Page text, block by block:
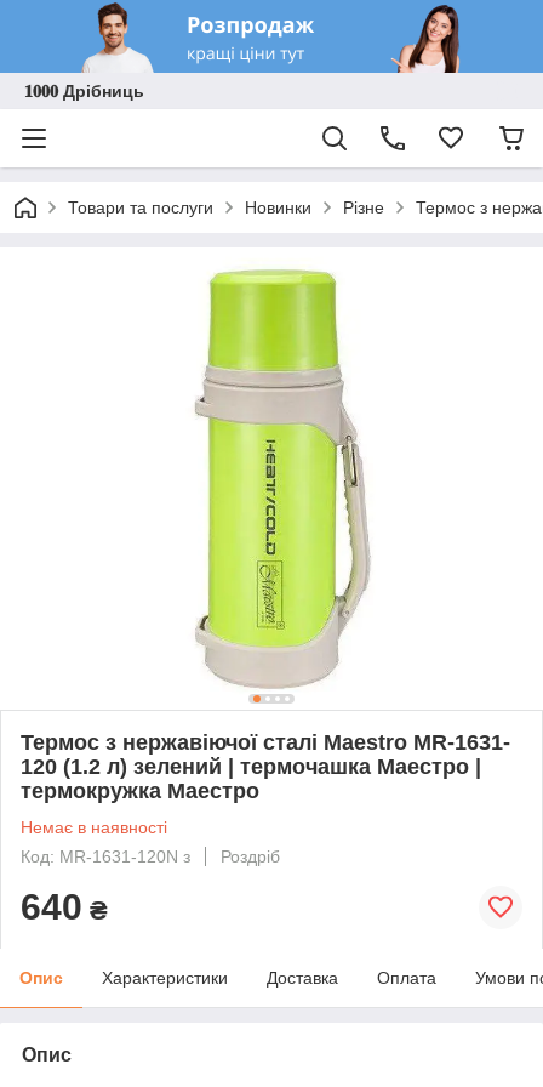
𝟏𝟎𝟎𝟎 Дрібниць
Товари та послуги Новинки Різне Термос з
Термос з нержавіючої сталі Maestro MR-1631-
120 (1.2 л) зелений | термочашка Маестро |
термокружка Маестро
Немає в наявності
Код: MR-1631-120N з
Роздріб
640 ₴
Опис Характеристики Доставка Оплата Умови
Опис